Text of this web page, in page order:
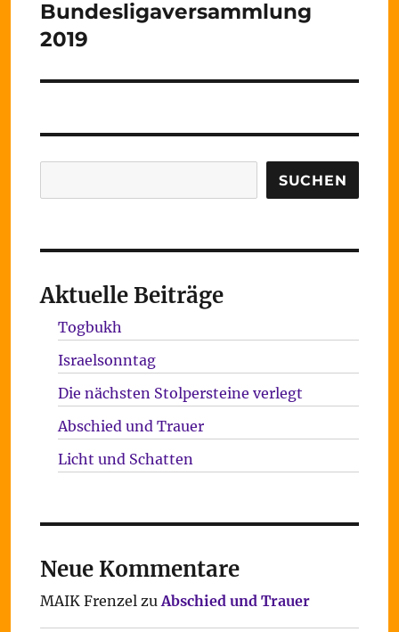
Nächster
Beitrag:
Bundesligaversammlung
2019
SUCHEN
Aktuelle Beiträge
Togbukh
Israelsonntag
Die nächsten Stolpersteine verlegt
Abschied und Trauer
Licht und Schatten
Neue Kommentare
MAIK FrenzelzuAbschied und Trauer